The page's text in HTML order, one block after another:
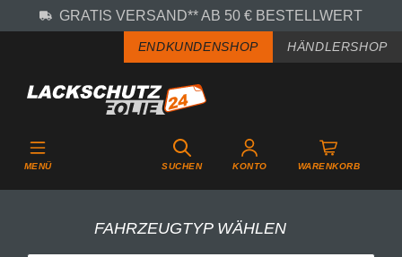
Zum Hauptinhalt springen
GRATIS VERSAND** AB 50 € BESTELLWERT
ENDKUNDENSHOP HÄNDLERSHOP
MENÜ SUCHEN KONTO WARENKORB
FAHRZEUGTYP WÄHLEN